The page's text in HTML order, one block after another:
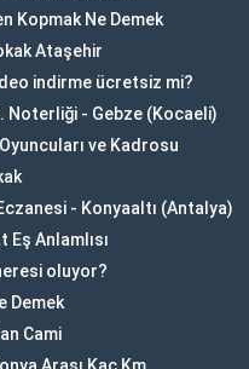
Kopmak Ne Demek
Ataşehir
indirme ücretsiz mi?
Noterliği - Gebze (Kocaeli)
ve Kadrosu
- Konyaaltı (Antalya)
Anlamlısı
oluyor?
Demek
Cami